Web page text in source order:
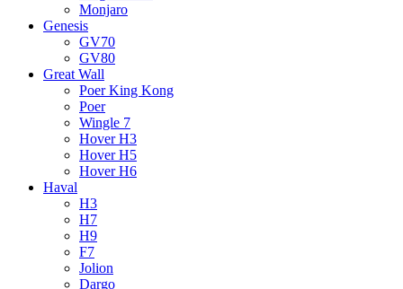
Monjaro
Genesis
GV70
GV80
Great Wall
Poer King Kong
Poer
Wingle 7
Hover H3
Hover H5
Hover H6
Haval
H3
H7
H9
F7
Jolion
Dargo